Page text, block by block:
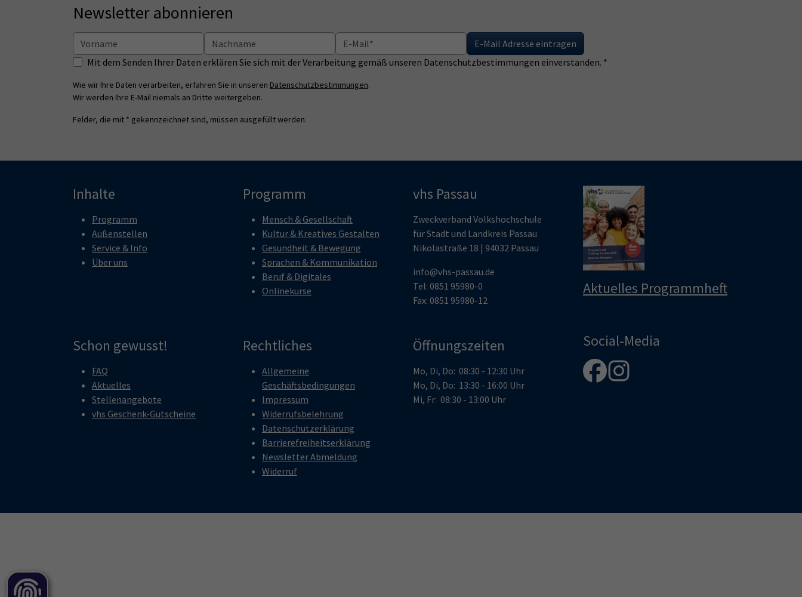
Newsletter abonnieren
E-Mail Adresse eintragen
Mit dem Senden Ihrer Daten erklären Sie sich mit der Verarbeitung gemäß unseren Datenschutzbestimmungen einverstanden. *
Wie wir Ihre Daten verarbeiten, erfahren Sie in unseren Datenschutzbestimmungen.
Wir werden Ihre E-Mail niemals an Dritte weitergeben.
Felder, die mit * gekennzeichnet sind, müssen ausgefüllt werden.
Inhalte
Programm
Außenstellen
Service & Info
Über uns
Programm
Mensch & Gesellschaft
Kultur & Kreatives Gestalten
Gesundheit & Bewegung
Sprachen & Kommunikation
Beruf & Digitales
Onlinekurse
vhs Passau
Zweckverband Volkshochschule
für Stadt und Landkreis Passau
Nikolastraße 18 | 94032 Passau
info@vhs-passau.de
Tel: 0851 95980-0
Fax: 0851 95980-12
Aktuelles Programmheft
Schon gewusst!
FAQ
Aktuelles
Stellenangebote
vhs Geschenk-Gutscheine
Rechtliches
Allgemeine
Geschäftsbedingungen
Impressum
Widerrufsbelehrung
Datenschutzerklärung
Barrierefreiheitserklärung
Newsletter Abmeldung
Widerruf
Öffnungszeiten
Mo, Di, Do: 08:30 - 12:30 Uhr
Mo, Di, Do: 13:30 - 16:00 Uhr
Mi, Fr: 08:30 - 13:00 Uhr
Social-Media